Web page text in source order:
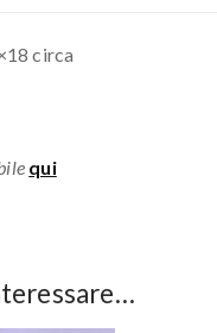
circa
qui